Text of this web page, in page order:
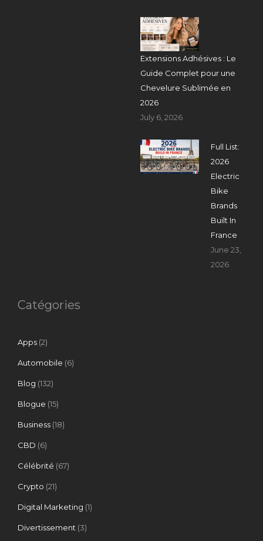
Extensions Adhésives : Le
Guide Complet pour une
Chevelure Sublimée en
2026
July 6, 2026
Full List:
2026
Electric
Bike
Brands
Built In
France
June 23,
2026
Catégories
Apps (2)
Automobile (6)
Blog (132)
Blogue (15)
Business (18)
CBD (6)
Célébrité (67)
Crypto (21)
Digital Marketing (1)
Divertissement (3)